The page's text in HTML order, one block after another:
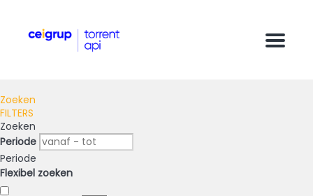
Menu
Zoeken
FILTERS
Zoeken
Periode
Periode
Flexibel zoeken